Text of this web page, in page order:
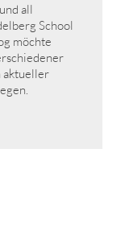
all
School
möchte
aktueller